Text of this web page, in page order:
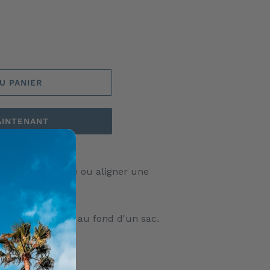
PANIER
la randonnée ou aligner une
professionnel.
d'être protégée au fond d'un sac.
viseur inclus.
de carte.